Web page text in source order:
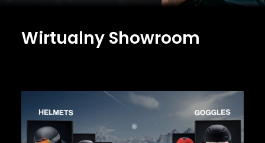
E-showroom
Wirtualny Showroom